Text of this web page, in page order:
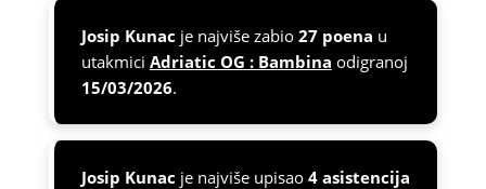
Josip Kunac je najviše zabio 27 poena u
utakmici Adriatic OG : Bambina odigranoj
15/03/2026.
Josip Kunac je najviše upisao 4 asistencija